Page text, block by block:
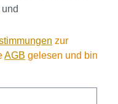
und
zur
AGB gelesen und bin